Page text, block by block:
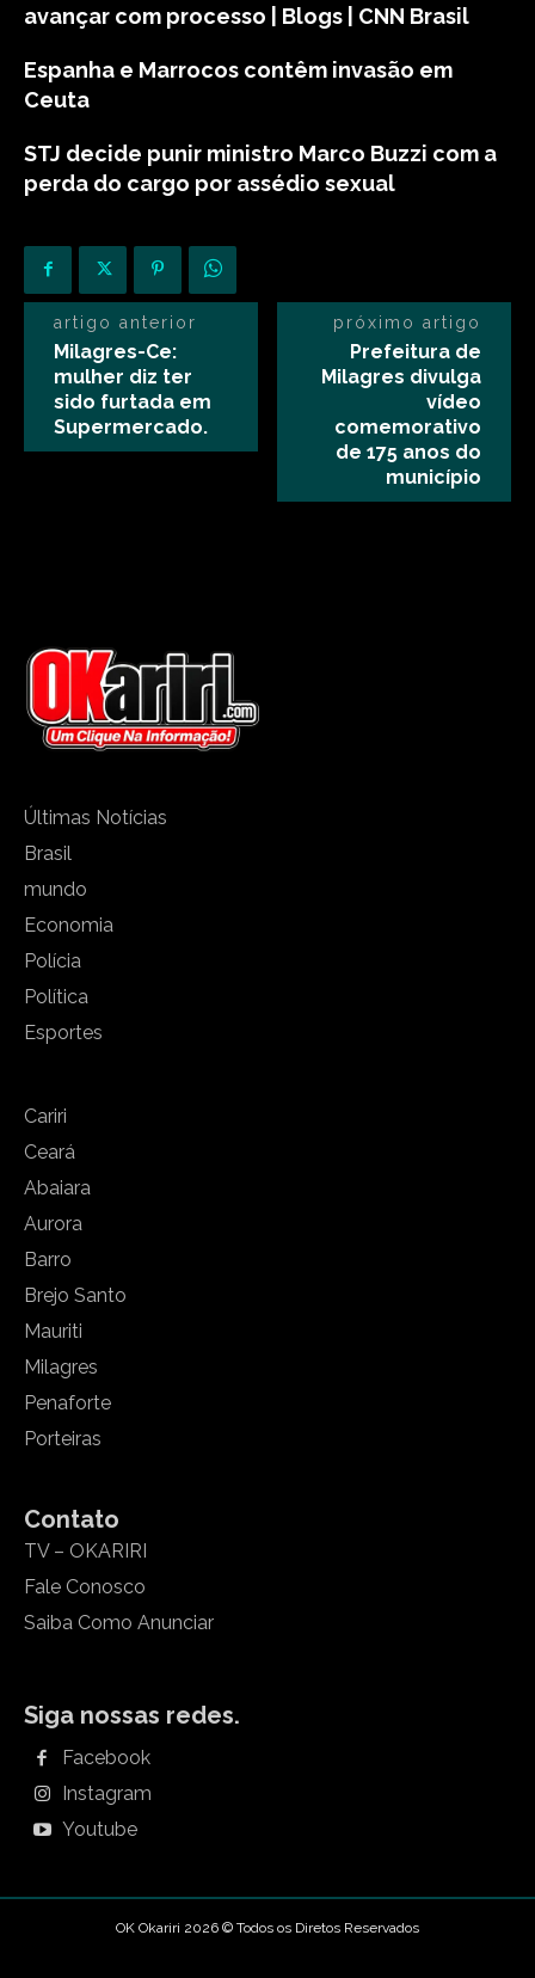
avançar com processo | Blogs | CNN Brasil
Espanha e Marrocos contêm invasão em
Ceuta
STJ decide punir ministro Marco Buzzi com a
perda do cargo por assédio sexual
artigo anterior
Milagres-Ce:
mulher diz ter
sido furtada em
Supermercado.
próximo artigo
Prefeitura de
Milagres divulga
vídeo
comemorativo
de 175 anos do
município
Últimas Notícias
Brasil
mundo
Economia
Polícia
Política
Esportes
Cariri
Ceará
Abaiara
Aurora
Barro
Brejo Santo
Mauriti
Milagres
Penaforte
Porteiras
Contato
TV – OKARIRI
Fale Conosco
Saiba Como Anunciar
Siga nossas redes.
Facebook
Instagram
Youtube
OK Okariri 2026 © Todos os Diretos Reservados